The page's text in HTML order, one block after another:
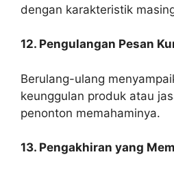
dengan karakteristik
12. Pengulangan Pesan
Berulang-ulang
keunggulan produk atau
penonton memahaminya.
13. Pengakhiran yang